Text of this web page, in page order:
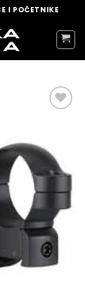
I POČETNIKE
DODAJ
LISTU
ŽELJA